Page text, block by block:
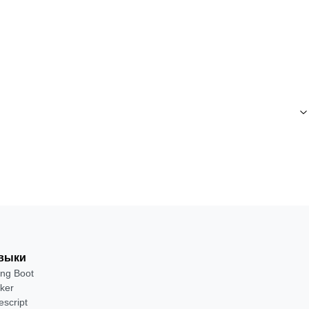
Boot